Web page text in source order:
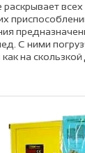
раскрывает
С ними
на скользкой